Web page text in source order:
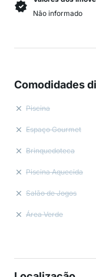
Não informado
Comodidades
Piscina
Espaço Gourmet
Brinquedoteca
Piscina Aquecida
Salão de Jogos
Área Verde